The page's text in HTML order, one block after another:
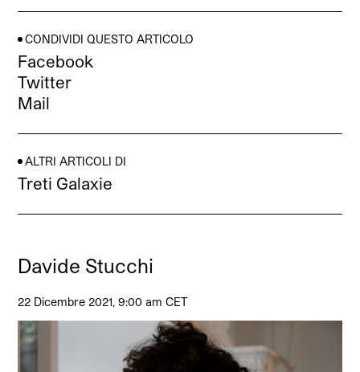
CONDIVIDI QUESTO ARTICOLO
Facebook
Twitter
Mail
ALTRI ARTICOLI DI
Treti Galaxie
Davide Stucchi
22 Dicembre 2021, 9:00 am CET